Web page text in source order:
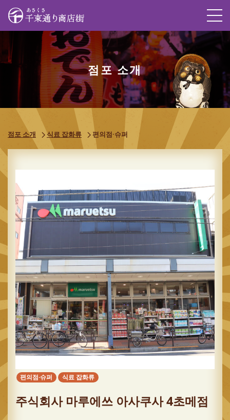
점포 소개
점포 소개 식료 잡화류 편의점·슈퍼
편의점·슈퍼 식료 잡화류
주식회사 마루에쓰 아사쿠사 4초메점